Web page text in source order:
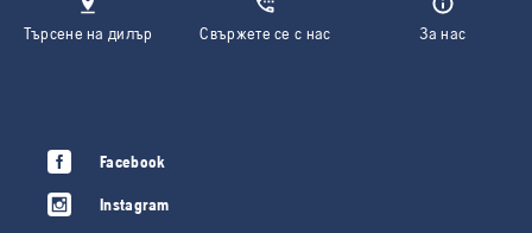
Търсене на дилър Свържете се с нас За нас
Facebook
Instagram